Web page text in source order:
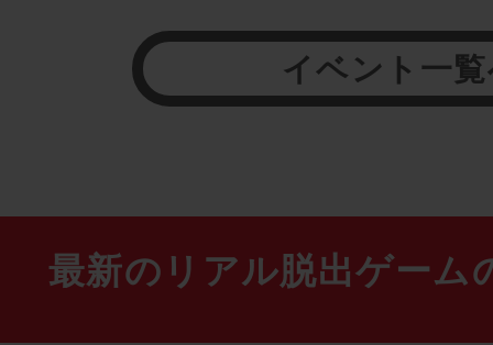
イベント一
最新のリアル脱出ゲーム